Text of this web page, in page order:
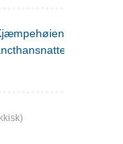
(1850) ;